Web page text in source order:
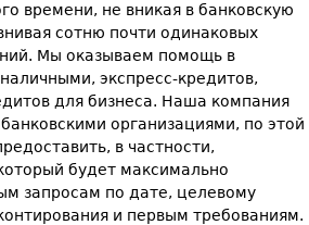
времени, не вникая в банковскую
сотню почти одинаковых
Мы оказываем помощь в
экспресс-кредитов,
для бизнеса. Наша компания
организациями, по этой
в частности,
будет максимально
запросам по дате, целевому
и первым требованиям.